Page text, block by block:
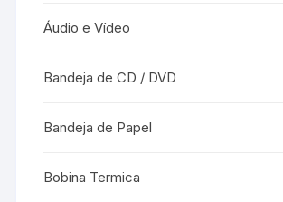
Áudio e Vídeo
Bandeja de CD / DVD
Bandeja de Papel
Bobina Termica